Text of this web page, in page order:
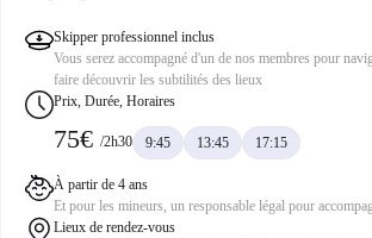
Skipper professionnel inclus
Vous serez accompagné d'un de nos membres pour
faire découvrir les subtilités des lieux
Prix, Durée, Horaires
75€ /2h30 9:45 13:45 17:15
À partir de 4 ans
Et pour les mineurs, un responsable légal pour
Lieux de rendez-vous